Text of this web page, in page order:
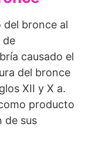
del bronce al
de
causado el
del bronce
XII y X a.
producto
de sus